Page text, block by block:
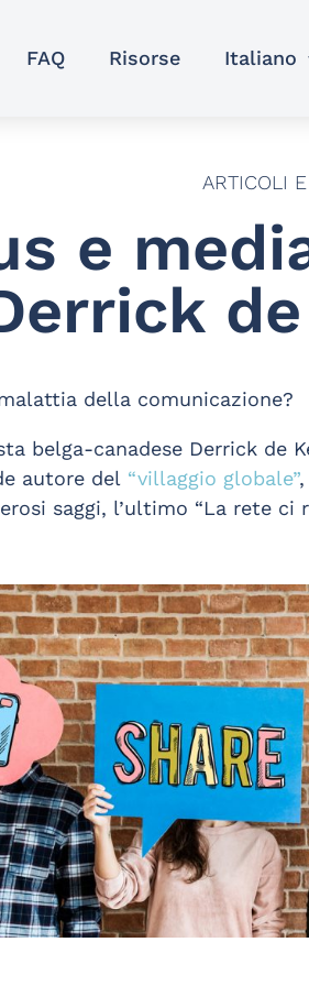
FAQ Risorse Italiano
ARTICOLI
e
della comunicazione?
belga-canadese Derrick de
autore del “villaggio globale”,
saggi, l’ultimo “La rete ci